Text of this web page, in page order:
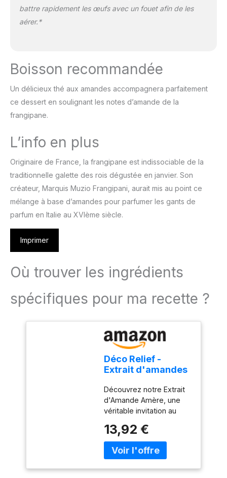
battre rapidement les œufs avec un fouet afin de les
aérer.*
Boisson recommandée
Un délicieux thé aux amandes accompagnera parfaitement
ce dessert en soulignant les notes d’amande de la
frangipane.
L’info en plus
Originaire de France, la frangipane est indissociable de la
traditionnelle galette des rois dégustée en janvier. Son
créateur, Marquis Muzio Frangipani, aurait mis au point ce
mélange à base d’amandes pour parfumer les gants de
parfum en Italie au XVIème siècle.
Imprimer
Où trouver les ingrédients
spécifiques pour ma recette ?
Déco Relief -
Extrait d'amandes
Découvrez notre Extrait
d'Amande Amère, une
véritable invitation au
dans l’univers
authentique des arômes
avec cet extrait d’une
13,92 €